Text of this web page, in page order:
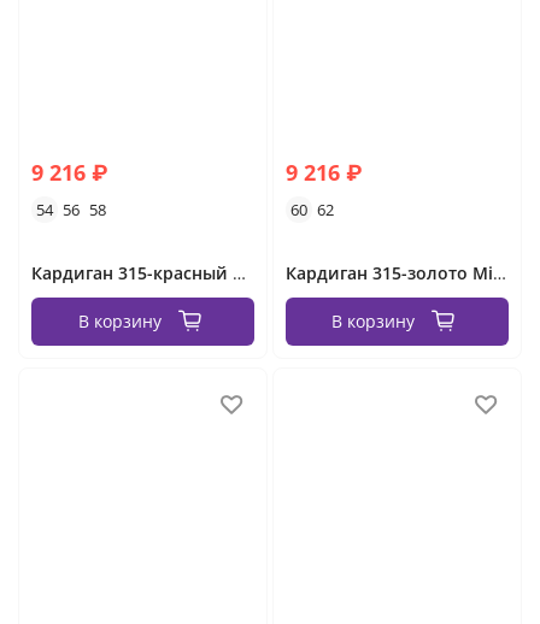
9 216 ₽
54 56 58
Кардиган 315-красный Minova
В корзину
9 216 ₽
60 62
Кардиган 315-золото Minova
В корзину